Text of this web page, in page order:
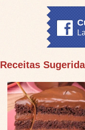
Receitas